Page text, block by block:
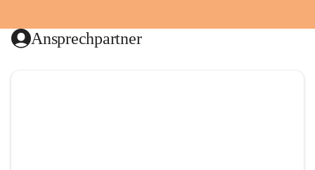
Ansprechpartner